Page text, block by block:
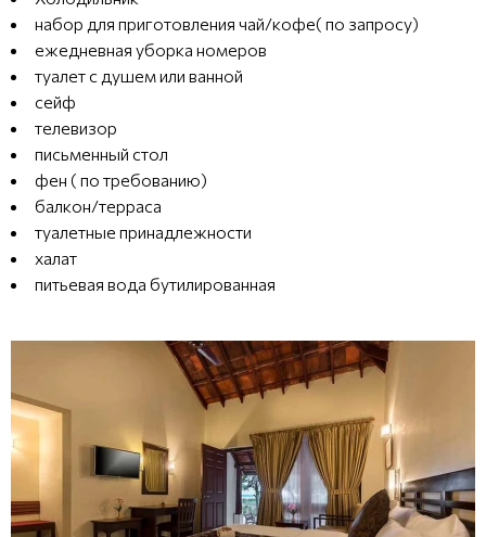
набор для приготовления чай/кофе( по запросу)
ежедневная уборка номеров
туалет с душем или ванной
сейф
телевизор
письменный стол
фен ( по требованию)
балкон/терраса
туалетные принадлежности
халат
питьевая вода бутилированная